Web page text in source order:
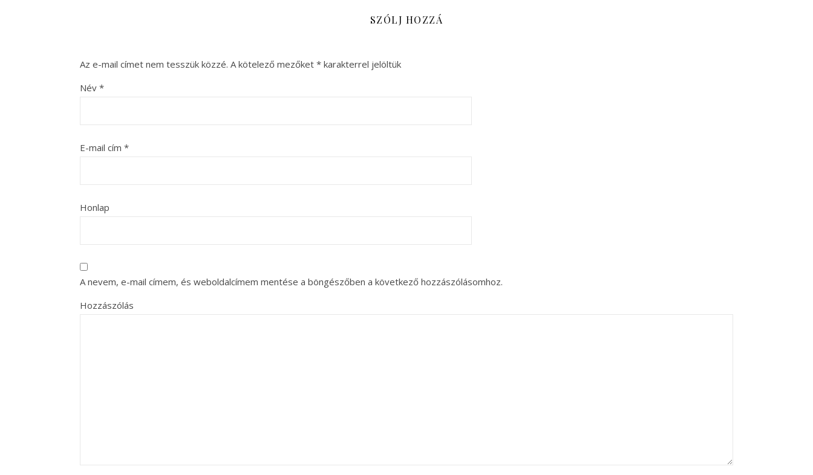
SZÓLJ HOZZÁ
Az e-mail címet nem tesszük közzé. A kötelező mezőket * karakterrel jelöltük
Név *
E-mail cím *
Honlap
A nevem, e-mail címem, és weboldalcímem mentése a böngészőben a következő hozzászólásomhoz.
Hozzászólás